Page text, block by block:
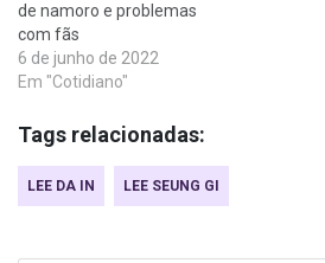
de namoro e problemas
com fãs
6 de junho de 2022
Em "Cotidiano"
Tags relacionadas:
LEE DA IN LEE SEUNG GI